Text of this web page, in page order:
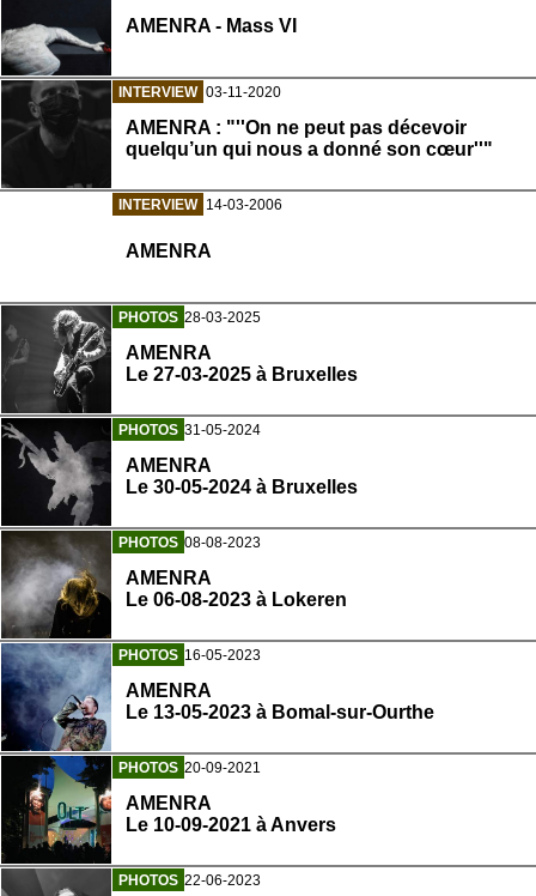
AMENRA - Mass VI
INTERVIEW 03-11-2020
AMENRA : "''On ne peut pas décevoir
quelqu’un qui nous a donné son cœur''"
INTERVIEW 14-03-2006
AMENRA
PHOTOS 28-03-2025
AMENRA
Le 27-03-2025 à Bruxelles
PHOTOS 31-05-2024
AMENRA
Le 30-05-2024 à Bruxelles
PHOTOS 08-08-2023
AMENRA
Le 06-08-2023 à Lokeren
PHOTOS 16-05-2023
AMENRA
Le 13-05-2023 à Bomal-sur-Ourthe
PHOTOS 20-09-2021
AMENRA
Le 10-09-2021 à Anvers
PHOTOS 22-06-2023